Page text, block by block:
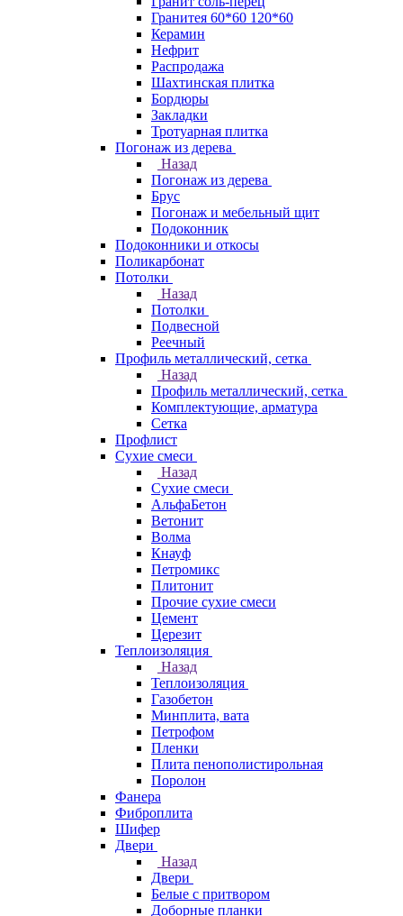
Гранитея 60*60 120*60
Керамин
Нефрит
Распродажа
Шахтинская плитка
Бордюры
Закладки
Тротуарная плитка
Погонаж из дерева
Назад
Погонаж из дерева
Брус
Погонаж и мебельный щит
Подоконник
Подоконники и откосы
Поликарбонат
Потолки
Назад
Потолки
Подвесной
Реечный
Профиль металлический, сетка
Назад
Профиль металлический, сетка
Комплектующие, арматура
Сетка
Профлист
Сухие смеси
Назад
Сухие смеси
АльфаБетон
Ветонит
Волма
Кнауф
Петромикс
Плитонит
Прочие сухие смеси
Цемент
Церезит
Теплоизоляция
Назад
Теплоизоляция
Газобетон
Минплита, вата
Петрофом
Пленки
Плита пенополистирольная
Поролон
Фанера
Фиброплита
Шифер
Двери
Назад
Двери
Белые с притвором
Доборные планки